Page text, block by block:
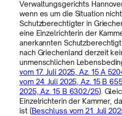
Verwaltungsgerichts
wenn es um die Situation
Schutzberechtigter in
eine Einzelrichterin der
anerkannten
nach Griechenland derzeit
unmenschlichen
vom 17. Juli 2025, Az. 15 A
vom 24. Juli 2025, Az. 15 B
2025, Az. 15 B 6302/25).
Einzelrichterin der Kammer,
ist (Beschluss vom 21. Juli